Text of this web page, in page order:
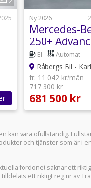
Ny 2026
Mercedes-
250+
- Lagerbil
El Automat
Råbergs Bil -
fr. 11 042 kr/mån
717 300 kr
681 500 kr
kan vara ofullständig.
och tjänster som är i
fordonet saknar ett
ett riktigt reg.nr av